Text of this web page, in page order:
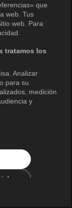
que
web. Tus
web. Para
tratamos los
Analizar
para su
medición
y